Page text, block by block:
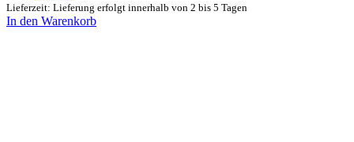
Lieferzeit: Lieferung erfolgt innerhalb von 2 bis 5 Tagen
In den Warenkorb